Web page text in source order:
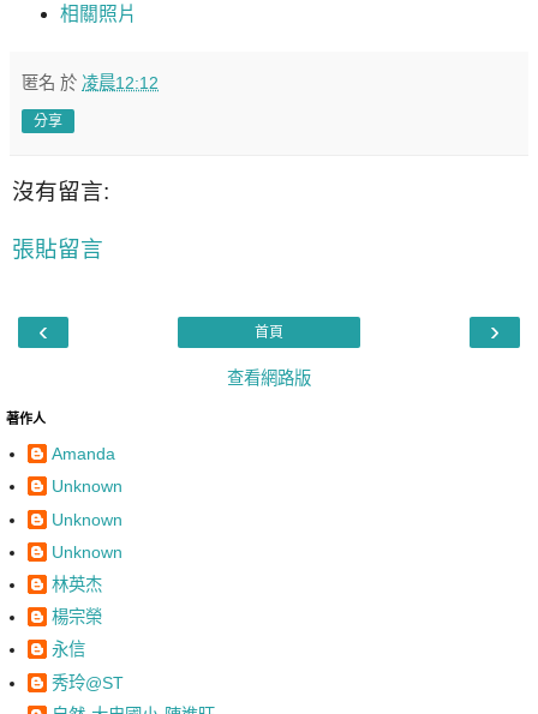
相關照片
匿名 於 凌晨12:12
分享
沒有留言:
張貼留言
‹ ›
首頁
查看網路版
著作人
Amanda
Unknown
Unknown
Unknown
林英杰
楊宗榮
永信
秀玲@ST